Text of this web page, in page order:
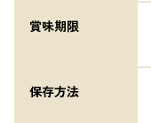
賞味期限
保存方法